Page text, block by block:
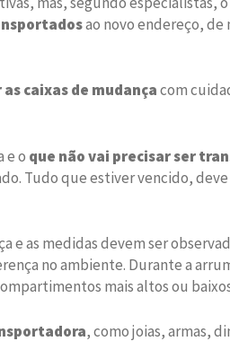
ao novo endereço,
caixas de mudançacom
e o que não vai precisar ser
Tudo que estiver vencido,
e as medidas devem ser
no ambiente. Durante a
mais altos ou
, como joias, armas,